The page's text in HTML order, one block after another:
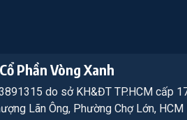
Phần Vòng Xanh
do sở KH&ĐT TP.HCM cấp
Lãn Ông, Phường Chợ Lớn, HCM